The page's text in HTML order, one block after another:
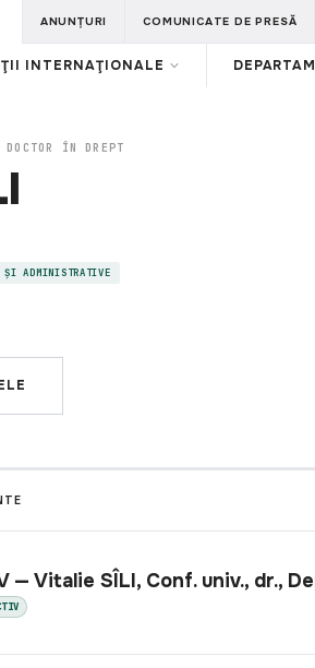
ANUNȚURI COMUNICATE DE PRESĂ
INTERNAŢIONALE
ÎN DREPT
ȘI ADMINISTRATIVE
— Vitalie SÎLI, Conf. univ., dr.,